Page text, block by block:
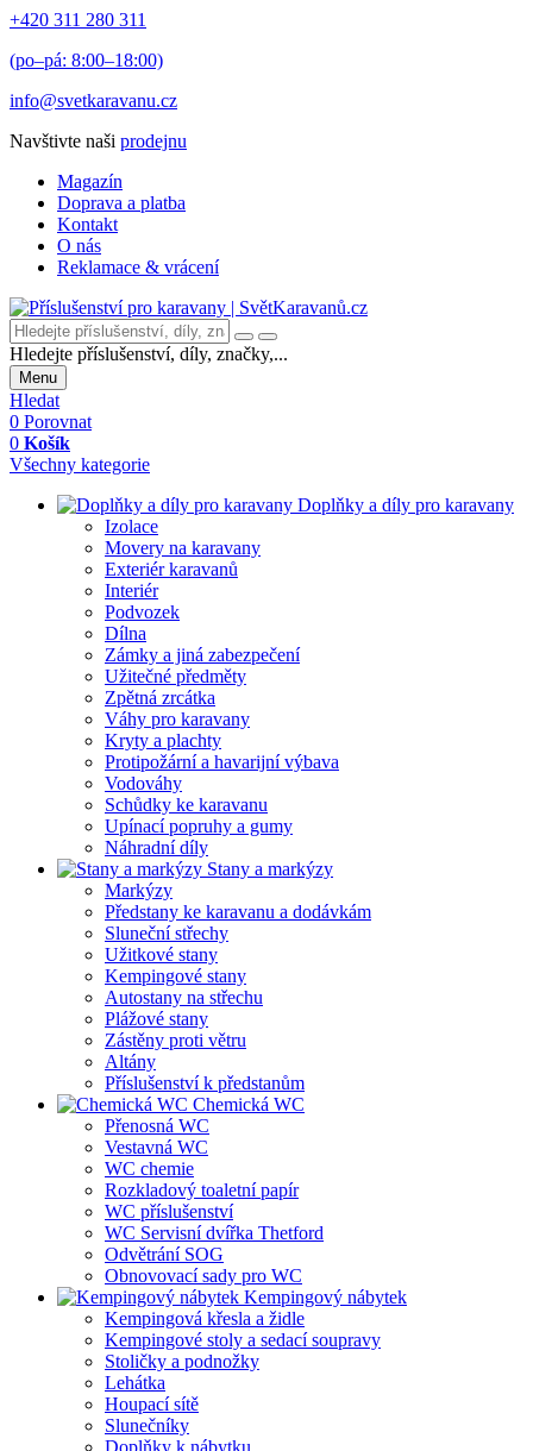
+420 311 280 311
(po–pá: 8:00–18:00)
info@svetkaravanu.cz
Navštivte naši prodejnu
Magazín
Doprava a platba
Kontakt
O nás
Reklamace & vrácení
Hledejte příslušenství, díly, značky,...
Menu
Hledat
0 Porovnat
0 Košík
Všechny kategorie
Doplňky a díly pro karavany
Izolace
Movery na karavany
Exteriér karavanů
Interiér
Podvozek
Dílna
Zámky a jiná zabezpečení
Užitečné předměty
Zpětná zrcátka
Váhy pro karavany
Kryty a plachty
Protipožární a havarijní výbava
Vodováhy
Schůdky ke karavanu
Upínací popruhy a gumy
Náhradní díly
Stany a markýzy
Markýzy
Předstany ke karavanu a dodávkám
Sluneční střechy
Užitkové stany
Kempingové stany
Autostany na střechu
Plážové stany
Zástěny proti větru
Altány
Příslušenství k předstanům
Chemická WC
Přenosná WC
Vestavná WC
WC chemie
Rozkladový toaletní papír
WC příslušenství
WC Servisní dvířka Thetford
Odvětrání SOG
Obnovovací sady pro WC
Kempingový nábytek
Kempingová křesla a židle
Kempingové stoly a sedací soupravy
Stoličky a podnožky
Lehátka
Houpací sítě
Slunečníky
Doplňky k nábytku